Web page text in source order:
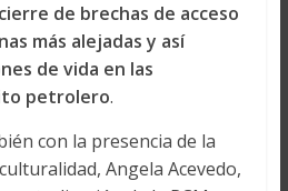
cierre de brechas de acceso
más alejadas y así
de vida en las
petrolero.
con la presencia de la
Angela Acevedo,